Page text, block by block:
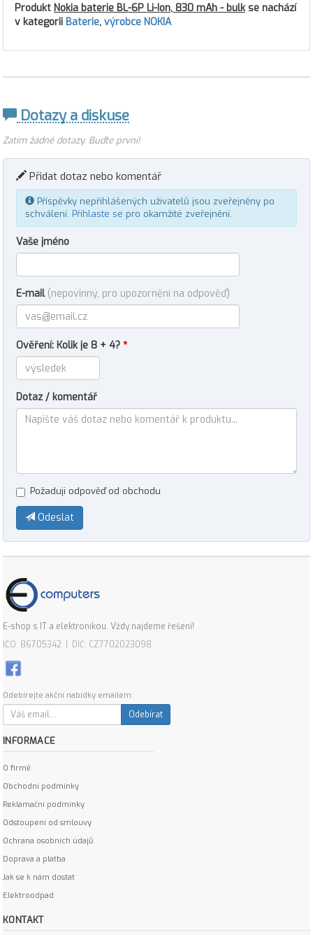
Produkt Nokia baterie BL-6P Li-Ion, 830 mAh - bulkse nachází
v kategorii Baterie, výrobce NOKIA
Dotazy a diskuse
Zatím žádné dotazy. Buďte první!
Přidat dotaz nebo komentář
Příspěvky nepřihlášených uživatelů jsou zveřejněny po
schválení. Přihlaste se pro okamžité zveřejnění.
Vaše jméno
E-mail (nepovinný, pro upozornění na odpověď)
Ověření: Kolik je 8 + 4? *
Dotaz / komentář
Požaduji odpověď od obchodu
Odeslat
E-shop s IT a elektronikou. Vždy najdeme řešení!
IČO: 86705342 | DIČ: CZ7702023098
Odebírejte akční nabídky emailem:
Odebírat
INFORMACE
O firmě
Obchodní podmínky
Reklamační podmínky
Odstoupení od smlouvy
Ochrana osobních údajů
Doprava a platba
Jak se k nám dostat
Elektroodpad
KONTAKT